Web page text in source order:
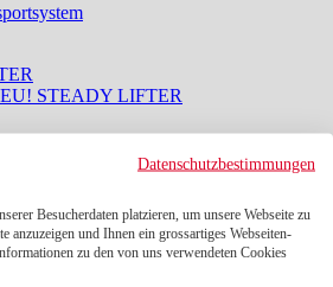
Datenschutzbestimmungen
Besucherdaten platzieren, um unsere Webseite zu
anzuzeigen und Ihnen ein grossartiges Webseiten-
zu den von uns verwendeten Cookies